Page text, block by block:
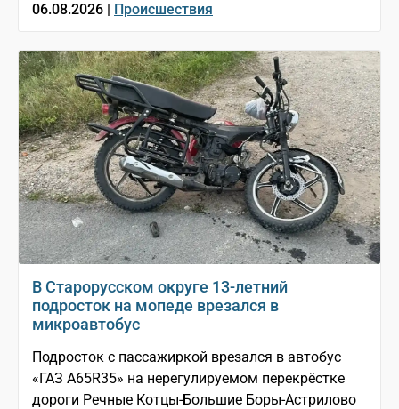
06.08.2026 | Происшествия
В Старорусском округе 13-летний
подросток на мопеде врезался в
микроавтобус
Подросток с пассажиркой врезался в автобус
«ГАЗ A65R35» на нерегулируемом перекрёстке
дороги Речные Котцы-Большие Боры-Астрилово